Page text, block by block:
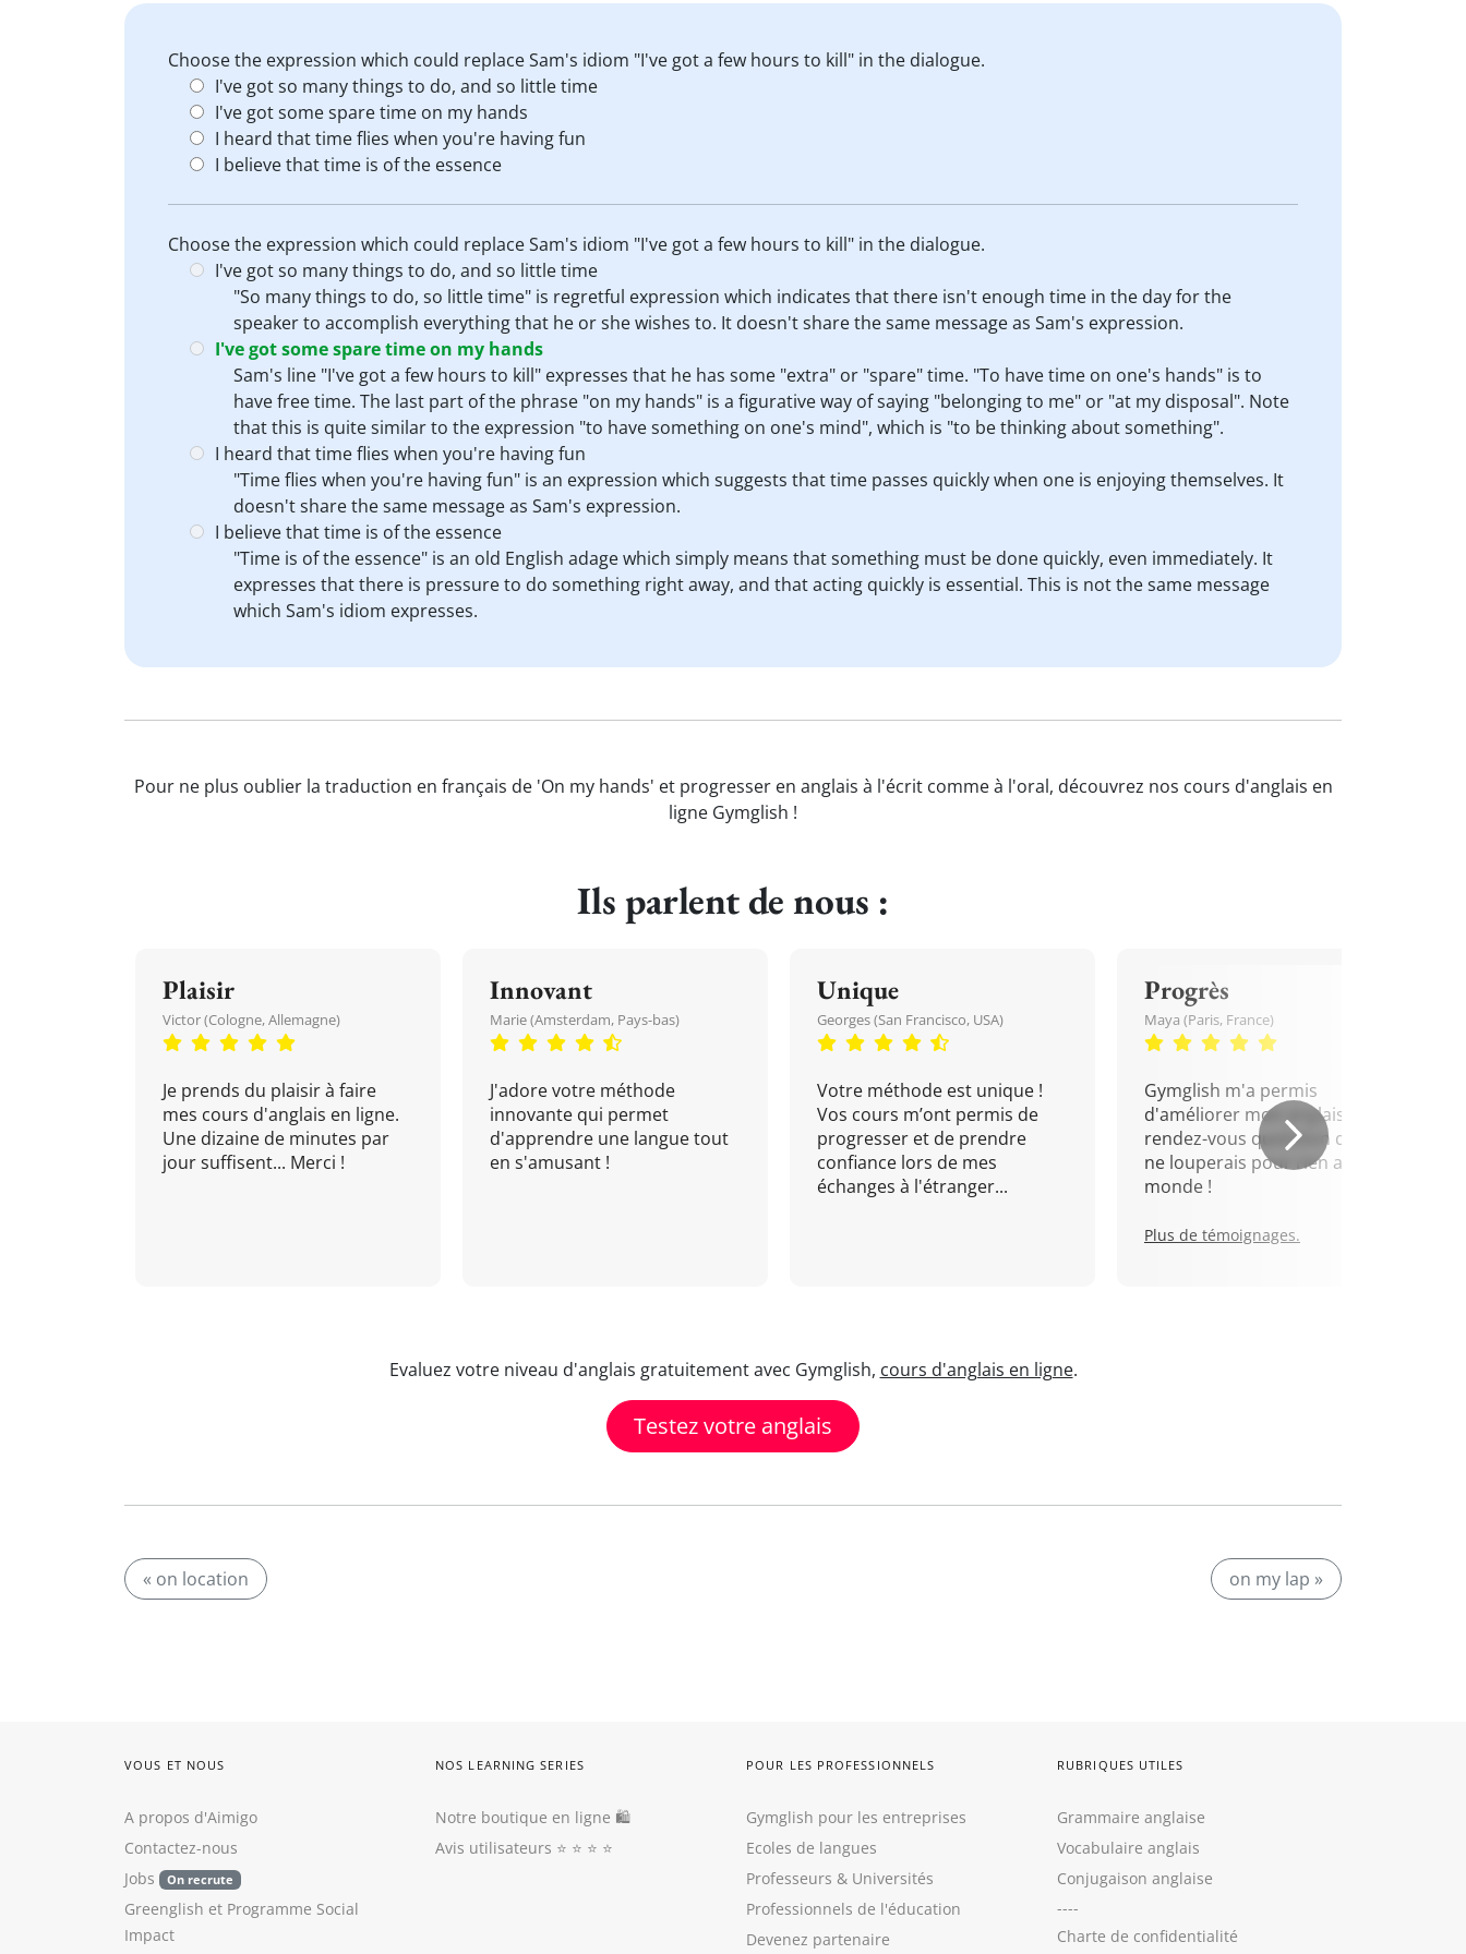
Choose the expression which could replace Sam's idiom "I've got a few hours to kill" in the dialogue.
I've got so many things to do, and so little time
I've got some spare time on my hands
I heard that time flies when you're having fun
I believe that time is of the essence
Choose the expression which could replace Sam's idiom "I've got a few hours to kill" in the dialogue.
I've got so many things to do, and so little time
"So many things to do, so little time" is regretful expression which indicates that there isn't enough time in the day for the
speaker to accomplish everything that he or she wishes to. It doesn't share the same message as Sam's expression.
I've got some spare time on my hands
Sam's line "I've got a few hours to kill" expresses that he has some "extra" or "spare" time. "To have time on one's hands" is to
have free time. The last part of the phrase "on my hands" is a figurative way of saying "belonging to me" or "at my disposal". Note
that this is quite similar to the expression "to have something on one's mind", which is "to be thinking about something".
I heard that time flies when you're having fun
"Time flies when you're having fun" is an expression which suggests that time passes quickly when one is enjoying themselves. It
doesn't share the same message as Sam's expression.
I believe that time is of the essence
"Time is of the essence" is an old English adage which simply means that something must be done quickly, even immediately. It
expresses that there is pressure to do something right away, and that acting quickly is essential. This is not the same message
which Sam's idiom expresses.
Pour ne plus oublier la traduction en français de 'On my hands' et progresser en anglais à l'écrit comme à l'oral, découvrez nos cours d'anglais en
ligne Gymglish !
Ils parlent de nous :
Plaisir
Victor (Cologne, Allemagne)
Je prends du plaisir à faire
mes cours d'anglais en ligne.
Une dizaine de minutes par
jour suffisent... Merci !
Innovant
Marie (Amsterdam, Pays-bas)
J'adore votre méthode
innovante qui permet
d'apprendre une langue tout
en s'amusant !
Unique
Georges (San Francisco, USA)
Votre méthode est unique !
Vos cours m’ont permis de
progresser et de prendre
confiance lors de mes
échanges à l'étranger...
Progrès
Maya (Paris, France)
Gymglish m'a permis
d'améliorer mon anglais. Un
rendez-vous quotidien que je
ne louperais pour rien au
monde !
Plus de témoignages.
Evaluez votre niveau d'anglais gratuitement avec Gymglish, cours d'anglais en ligne.
Testez votre anglais
« on location on my lap »
VOUS ET NOUS
A propos d'Aimigo
Contactez-nous
Jobs
On recrute
Greenglish et Programme Social
Impact
NOS LEARNING SERIES
Notre boutique en ligne 🛍
Avis utilisateurs ⭐️ ⭐️ ⭐️ ⭐️
POUR LES PROFESSIONNELS
Gymglish pour les entreprises
Ecoles de langues
Professeurs & Universités
Professionnels de l'éducation
Devenez partenaire
RUBRIQUES UTILES
Grammaire anglaise
Vocabulaire anglais
Conjugaison anglaise
----
Charte de confidentialité